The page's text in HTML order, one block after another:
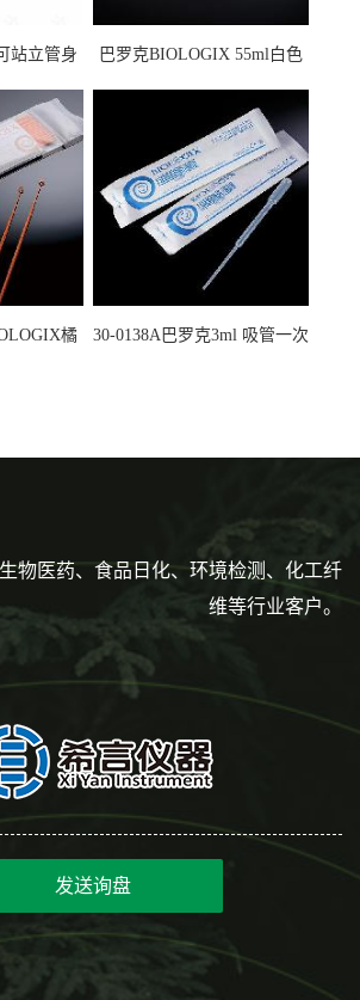
站立管身
巴罗克BIOLOGIX 55ml白色
马射线灭菌25-0051
橘
30-0138A巴罗克3ml 吸管一次
物医药、食品日化、环境检测、化工纤
维等行业客户。
发送询盘